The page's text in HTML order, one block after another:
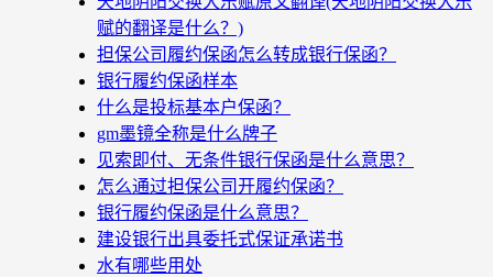
赋的翻译是什么？)
担保公司履约保函怎么转成银行保函？
银行履约保函样本
什么是投标基本户保函？
gm墨镜全称是什么牌子
见索即付、无条件银行保函是什么意思？
怎么通过担保公司开履约保函？
银行履约保函是什么意思？
建设银行出具委托式保证承诺书
水有哪些用处